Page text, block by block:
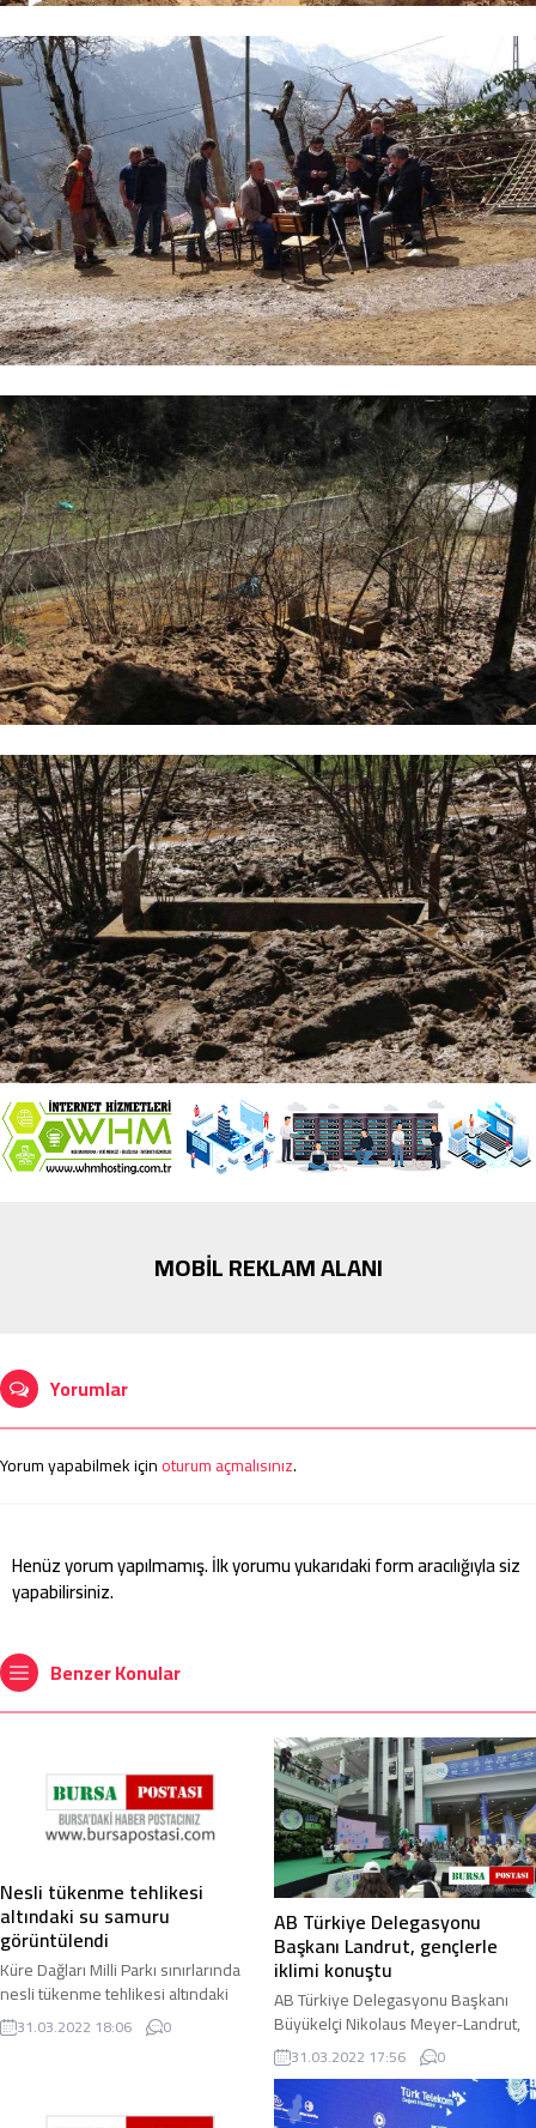
MOBİL REKLAM ALANI
Yorumlar
Yorum yapabilmek içinoturum açmalısınız.
Henüz yorum yapılmamış. İlk yorumu yukarıdaki form aracılığıyla siz
yapabilirsiniz.
Benzer Konular
Nesli tükenme tehlikesi
altındaki su samuru
görüntülendi
Küre Dağları Milli Parkı sınırlarında
nesli tükenme tehlikesi altındaki
türler arasında bulunan su samuru
görüntülendi. Bartın ile Kastamonu ...
31.03.2022 18:06 0
AB Türkiye Delegasyonu
Başkanı Landrut, gençlerle
iklimi konuştu
AB Türkiye Delegasyonu Başkanı
Büyükelçi Nikolaus Meyer-Landrut,
Ekonomi ve İklim Değişikliği
Zirvesi’nde (EKO İKLİM) gençlerle bir
araya gelerek ...
31.03.2022 17:56 0